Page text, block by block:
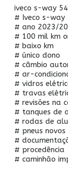
iveco s-way
# Iveco s-way
# ano 2023/
# 100 mil km
# baixo km
# único dono
# câmbio
# ar-
# vidros
# travas
# revisões na
# tanques de
# rodas de
# pneus novos
#
# procedência
# caminhão